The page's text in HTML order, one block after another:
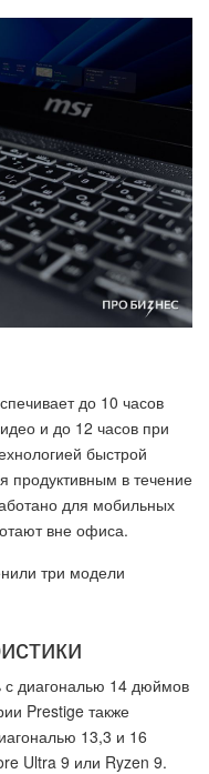
до 10 часов
и до 12 часов при
быстрой
продуктивным в течение
для мобильных
вне офиса.
диагональю 14 дюймов
Prestige также
13,3 и 16
Ultra 9 или Ryzen 9.